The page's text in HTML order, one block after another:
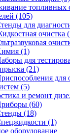
топливных
(105)
для
очистка
(1)
для
(21)
для
(5)
и ремонт
(60)
(18)
(1)
оборудование